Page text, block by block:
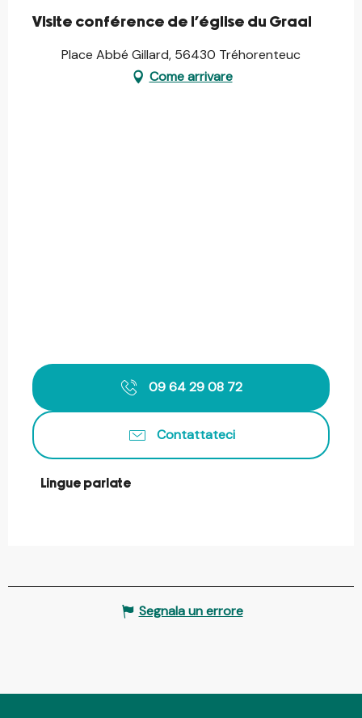
Visite conférence de l'église du Graal
Place Abbé Gillard, 56430 Tréhorenteuc
Come arrivare
09 64 29 08 72
Contattateci
Lingue parlate
Lingue parlate
Segnala un errore